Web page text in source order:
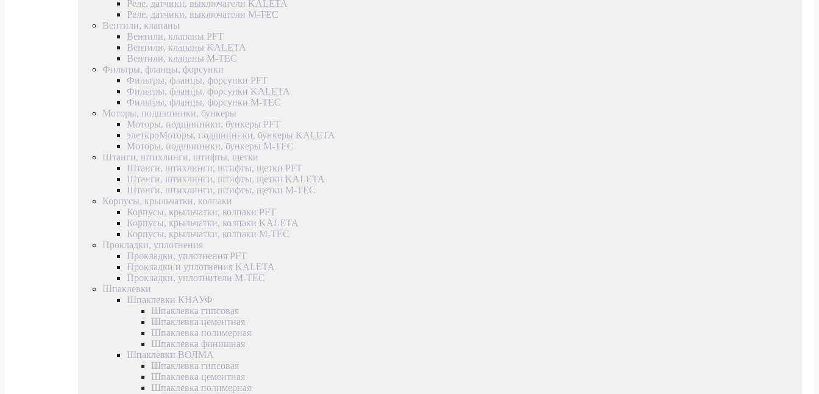
Реле, датчики, выключатели KALETA
Реле, датчики, выключатели M-TEC
Вентили, клапаны
Вентили, клапаны PFT
Вентили, клапаны KALETA
Вентили, клапаны M-TEC
Фильтры, фланцы, форсунки
Фильтры, фланцы, форсунки PFT
Фильтры, фланцы, форсунки KALETA
Фильтры, фланцы, форсунки M-TEC
Моторы, подшипники, бункеры
Моторы, подшипники, бункеры PFT
элеткроМоторы, подшипники, бункеры KALETA
Моторы, подшипники, бункеры M-TEC
Штанги, штихлинги, штифты, щетки
Штанги, штихлинги, штифты, щетки PFT
Штанги, штихлинги, штифты, щетки KALETA
Штанги, штихлинги, штифты, щетки M-TEC
Корпусы, крыльчатки, колпаки
Корпусы, крыльчатки, колпаки PFT
Корпусы, крыльчатки, колпаки KALETA
Корпусы, крыльчатки, колпаки M-TEC
Прокладки, уплотнения
Прокладки, уплотнения PFT
Прокладки и уплотнения KALETA
Прокладки, уплотнители M-TEC
Шпаклевки
Шпаклевки КНАУФ
Шпаклевка гипсовая
Шпаклевка цементная
Шпаклевка полимерная
Шпаклевка финишная
Шпаклевки ВОЛМА
Шпаклевка гипсовая
Шпаклевка цементная
Шпаклевка полимерная